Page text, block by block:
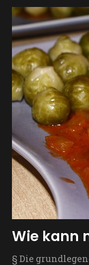
Wie kann
§ Die